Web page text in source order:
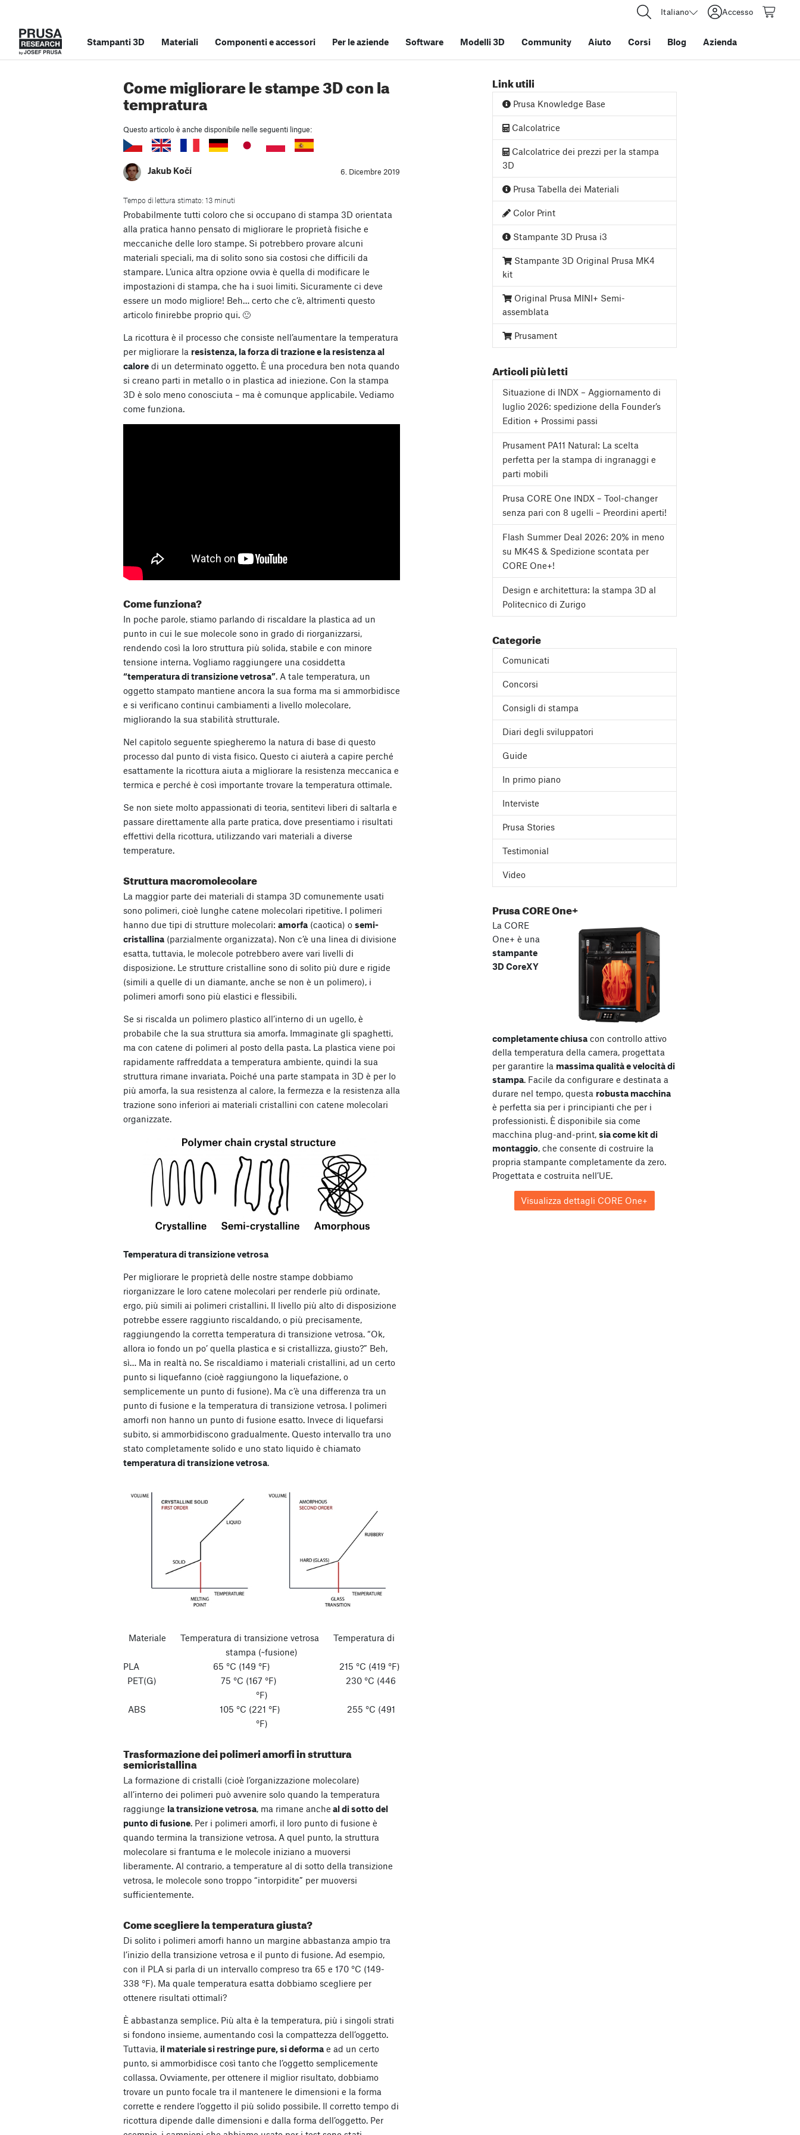
Italiano Accesso
Stampanti 3D Materiali Componenti e accessori Per le aziende Software Modelli 3D Community Aiuto Corsi Blog Azienda
Come migliorare le stampe 3D con la
tempratura
Questo articolo è anche disponibile nelle seguenti lingue:
Jakub Kočí 6. Dicembre 2019
Tempo di lettura stimato: 13 minuti
Probabilmente tutti coloro che si occupano di stampa 3D orientata
alla pratica hanno pensato di migliorare le proprietà fisiche e
meccaniche delle loro stampe. Si potrebbero provare alcuni
materiali speciali, ma di solito sono sia costosi che difficili da
stampare. L’unica altra opzione ovvia è quella di modificare le
impostazioni di stampa, che ha i suoi limiti. Sicuramente ci deve
essere un modo migliore! Beh… certo che c’è, altrimenti questo
articolo finirebbe proprio qui. 🙂
La ricottura è il processo che consiste nell’aumentare la temperatura
per migliorare la resistenza, la forza di trazione e la resistenza al
calore di un determinato oggetto. È una procedura ben nota quando
si creano parti in metallo o in plastica ad iniezione. Con la stampa
3D è solo meno conosciuta – ma è comunque applicabile. Vediamo
come funziona.
Come funziona?
In poche parole, stiamo parlando di riscaldare la plastica ad un
punto in cui le sue molecole sono in grado di riorganizzarsi,
rendendo così la loro struttura più solida, stabile e con minore
tensione interna. Vogliamo raggiungere una cosiddetta
“temperatura di transizione vetrosa”. A tale temperatura, un
oggetto stampato mantiene ancora la sua forma ma si ammorbidisce
e si verificano continui cambiamenti a livello molecolare,
migliorando la sua stabilità strutturale.
Nel capitolo seguente spiegheremo la natura di base di questo
processo dal punto di vista fisico. Questo ci aiuterà a capire perché
esattamente la ricottura aiuta a migliorare la resistenza meccanica e
termica e perché è così importante trovare la temperatura ottimale.
Se non siete molto appassionati di teoria, sentitevi liberi di saltarla e
passare direttamente alla parte pratica, dove presentiamo i risultati
effettivi della ricottura, utilizzando vari materiali a diverse
temperature.
Struttura macromolecolare
La maggior parte dei materiali di stampa 3D comunemente usati
sono polimeri, cioè lunghe catene molecolari ripetitive. I polimeri
hanno due tipi di strutture molecolari: amorfa (caotica) o semi-
cristallina (parzialmente organizzata). Non c’è una linea di divisione
esatta, tuttavia, le molecole potrebbero avere vari livelli di
disposizione. Le strutture cristalline sono di solito più dure e rigide
(simili a quelle di un diamante, anche se non è un polimero), i
polimeri amorfi sono più elastici e flessibili.
Se si riscalda un polimero plastico all’interno di un ugello, è
probabile che la sua struttura sia amorfa. Immaginate gli spaghetti,
ma con catene di polimeri al posto della pasta. La plastica viene poi
rapidamente raffreddata a temperatura ambiente, quindi la sua
struttura rimane invariata. Poiché una parte stampata in 3D è per lo
più amorfa, la sua resistenza al calore, la fermezza e la resistenza alla
trazione sono inferiori ai materiali cristallini con catene molecolari
organizzate.
Temperatura di transizione vetrosa
Per migliorare le proprietà delle nostre stampe dobbiamo
riorganizzare le loro catene molecolari per renderle più ordinate,
ergo, più simili ai polimeri cristallini. Il livello più alto di disposizione
potrebbe essere raggiunto riscaldando, o più precisamente,
raggiungendo la corretta temperatura di transizione vetrosa. “Ok,
allora io fondo un po’ quella plastica e si cristallizza, giusto?” Beh,
sì… Ma in realtà no. Se riscaldiamo i materiali cristallini, ad un certo
punto si liquefanno (cioè raggiungono la liquefazione, o
semplicemente un punto di fusione). Ma c’è una differenza tra un
punto di fusione e la temperatura di transizione vetrosa. I polimeri
amorfi non hanno un punto di fusione esatto. Invece di liquefarsi
subito, si ammorbidiscono gradualmente. Questo intervallo tra uno
stato completamente solido e uno stato liquido è chiamato
temperatura di transizione vetrosa.
Materiale Temperatura di transizione vetrosa Temperatura di
stampa (~fusione)
PLA 65 °C (149 °F) 215 °C (419 °F)
PET(G) 75 °C (167 °F) 230 °C (446
°F)
ABS 105 °C (221 °F) 255 °C (491
°F)
Trasformazione dei polimeri amorfi in struttura
semicristallina
La formazione di cristalli (cioè l’organizzazione molecolare)
all’interno dei polimeri può avvenire solo quando la temperatura
raggiunge la transizione vetrosa , ma rimane anche al di sotto del
punto di fusione . Per i polimeri amorfi, il loro punto di fusione è
quando termina la transizione vetrosa. A quel punto, la struttura
molecolare si frantuma e le molecole iniziano a muoversi
liberamente. Al contrario, a temperature al di sotto della transizione
vetrosa, le molecole sono troppo “intorpidite” per muoversi
sufficientemente.
Come scegliere la temperatura giusta?
Di solito i polimeri amorfi hanno un margine abbastanza ampio tra
l’inizio della transizione vetrosa e il punto di fusione. Ad esempio,
con il PLA si parla di un intervallo compreso tra 65 e 170 °C (149-
338 °F). Ma quale temperatura esatta dobbiamo scegliere per
ottenere risultati ottimali?
È abbastanza semplice. Più alta è la temperatura, più i singoli strati
si fondono insieme, aumentando così la compattezza dell’oggetto.
Tuttavia, il materiale si restringe pure, si deforma e ad un certo
punto, si ammorbidisce così tanto che l’oggetto semplicemente
collassa. Ovviamente, per ottenere il miglior risultato, dobbiamo
trovare un punto focale tra il mantenere le dimensioni e la forma
corrette e rendere l’oggetto il più solido possibile. Il corretto tempo di
ricottura dipende dalle dimensioni e dalla forma dell’oggetto. Per
Link utili
Prusa Knowledge Base
Calcolatrice
Calcolatrice dei prezzi per la stampa
3D
Prusa Tabella dei Materiali
Color Print
Stampante 3D Prusa i3
Stampante 3D Original Prusa MK4
kit
Original Prusa MINI+ Semi-
assemblata
Prusament
Articoli più letti
Situazione di INDX – Aggiornamento di
luglio 2026: spedizione della Founder’s
Edition + Prossimi passi
Prusament PA11 Natural: La scelta
perfetta per la stampa di ingranaggi e
parti mobili
Prusa CORE One INDX – Tool-changer
senza pari con 8 ugelli – Preordini aperti!
Flash Summer Deal 2026: 20% in meno
su MK4S & Spedizione scontata per
CORE One+!
Design e architettura: la stampa 3D al
Politecnico di Zurigo
Categorie
Comunicati
Concorsi
Consigli di stampa
Diari degli sviluppatori
Guide
In primo piano
Interviste
Prusa Stories
Testimonial
Video
Prusa CORE One+
La CORE
One+ è una
stampante
3D CoreXY
completamente chiusacon controllo attivo
della temperatura della camera, progettata
per garantire la massima qualità e velocità di
stampa. Facile da configurare e destinata a
durare nel tempo, questa robusta macchina
è perfetta sia per i principianti che per i
professionisti. È disponibile sia come
macchina plug-and-print, sia come kit di
montaggio, che consente di costruire la
propria stampante completamente da zero.
Progettata e costruita nell’UE.
Visualizza dettagli CORE One+